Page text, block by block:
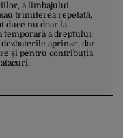
a limbajului
trimiterea repetată,
duce nu doar la
temporară a dreptului
aprinse, dar
și pentru contribuția